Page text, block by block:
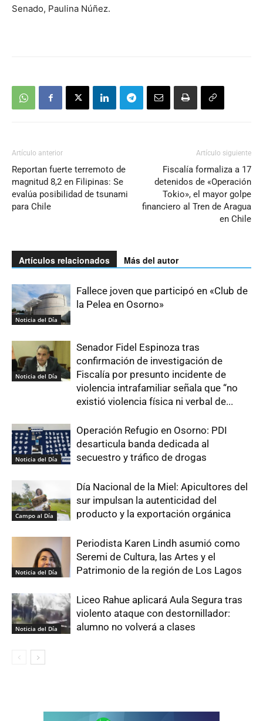
Senado, Paulina Núñez.
Artículo anterior
Reportan fuerte terremoto de
magnitud 8,2 en Filipinas: Se
evalúa posibilidad de tsunami
para Chile
Artículo siguiente
Fiscalía formaliza a 17
detenidos de «Operación
Tokio», el mayor golpe
financiero al Tren de Aragua
en Chile
Artículos relacionados Más del autor
Noticia del Día
Fallece joven que participó en «Club de
la Pelea en Osorno»
Noticia del Día
Senador Fidel Espinoza tras
confirmación de investigación de
Fiscalía por presunto incidente de
violencia intrafamiliar señala que “no
existió violencia física ni verbal de...
Noticia del Día
Operación Refugio en Osorno: PDI
desarticula banda dedicada al
secuestro y tráfico de drogas
Campo al Día
Día Nacional de la Miel: Apicultores del
sur impulsan la autenticidad del
producto y la exportación orgánica
Noticia del Día
Periodista Karen Lindh asumió como
Seremi de Cultura, las Artes y el
Patrimonio de la región de Los Lagos
Noticia del Día
Liceo Rahue aplicará Aula Segura tras
violento ataque con destornillador:
alumno no volverá a clases